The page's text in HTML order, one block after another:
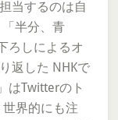
当するのは自
半分、青
ろしによるオ
返した NHKで
はTwitterのト
界的にも注